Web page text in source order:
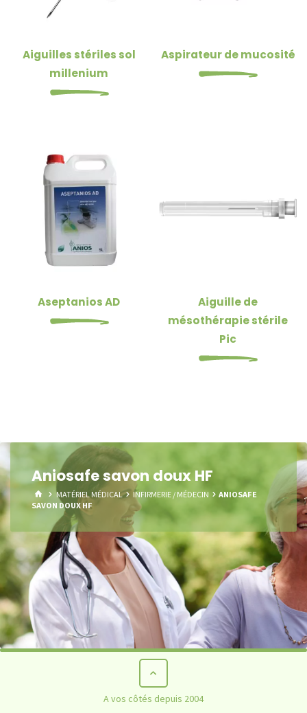
Aiguilles stériles sol
millenium
Aspirateur de mucosité
Aseptanios AD
Aiguille de
mésothérapie stérile
Pic
Aniosafe savon doux HF
HOMEMATÉRIEL MÉDICAL INFIRMERIE / MÉDECIN
ANIOSAFE
SAVON DOUX HF
A vos côtés depuis 2004